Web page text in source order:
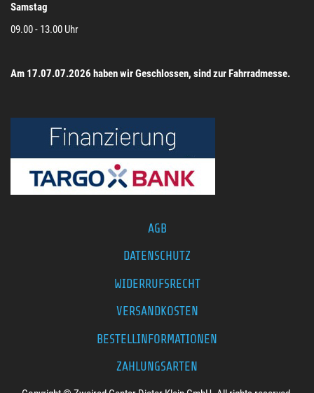
Samstag
09.00 - 13.00 Uhr
Am 17.07.07.2026 haben wir Geschlossen, sind zur Fahrradmesse.
AGB
DATENSCHUTZ
WIDERRUFSRECHT
VERSANDKOSTEN
BESTELLINFORMATIONEN
ZAHLUNGSARTEN